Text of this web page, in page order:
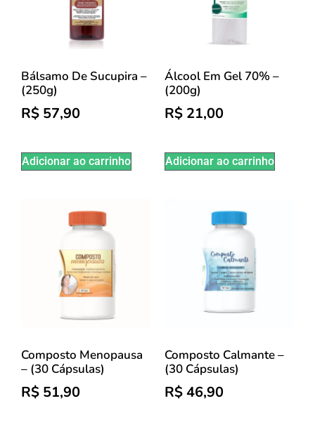
Bálsamo De Sucupira –
(250g)
R$ 57,90
Adicionar ao carrinho
Álcool Em Gel 70% –
(200g)
R$ 21,00
Adicionar ao carrinho
Composto Menopausa
– (30 Cápsulas)
R$ 51,90
Composto Calmante –
(30 Cápsulas)
R$46,90